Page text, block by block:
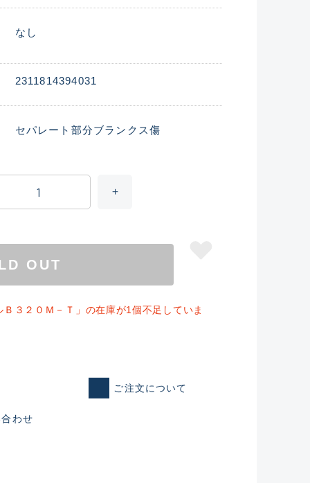
れた未使用
ものも含む
なし
2311814394031
セパレート部分ブランクス傷
OUT
Ｂ３２０Ｍ－Ｔ」の在庫が1個不足していま
ご注文について
わせ